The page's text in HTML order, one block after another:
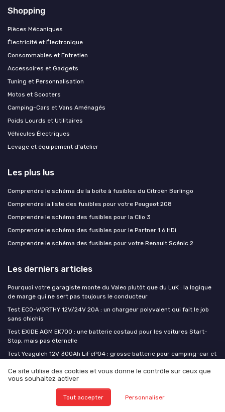
Shopping
Pièces Mécaniques
Électricité et Électronique
Consommables et Entretien
Accessoires et Gadgets
Tuning et Personnalisation
Motos et Scooters
Camping-Cars et Vans Aménagés
Poids Lourds et Utilitaires
Véhicules Électriques
Levage et équipement d'atelier
Les plus lus
Comprendre le schéma de la boîte à fusibles du Citroën Berlingo
Comprendre la liste des fusibles pour votre Peugeot 208
Comprendre le schéma des fusibles pour la Clio 3
Comprendre le schéma des fusibles pour le Partner 1.6 HDi
Comprendre le schéma des fusibles pour votre Renault Scénic 2
Les derniers articles
Pourquoi votre garagiste monte du Valeo plutôt que du LuK : la logique
de marge qui ne sert pas toujours le conducteur
Test ECO-WORTHY 12V/24V 20A : un chargeur polyvalent qui fait le job
sans chichis
Test EXIDE AGM EK700 : une batterie costaud pour les voitures Start-
Stop, mais pas éternelle
Test Yeagulch 12V 300Ah LiFePO4 : grosse batterie pour camping-car et
Test Optima Yellow Top YT S 4.2 : la petite batterie qui encaisse bien les
Ce site utilise des cookies et vous donne le contrôle sur ceux que
vous souhaitez activer
Tout accepter Personnaliser